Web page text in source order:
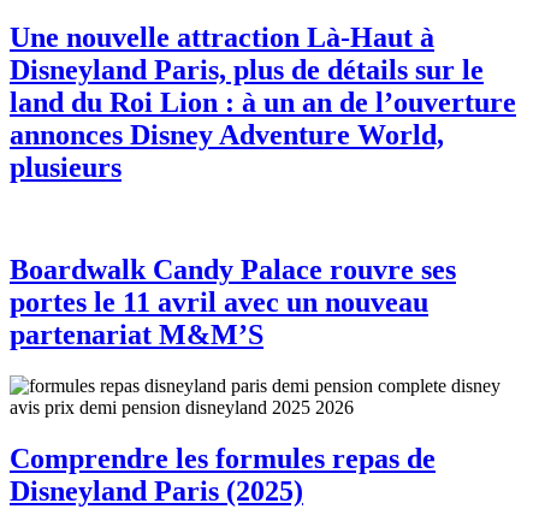
Une nouvelle attraction Là-Haut à
Disneyland Paris, plus de détails sur le
land du Roi Lion : à un an de l’ouverture
annonces Disney Adventure World,
plusieurs
Boardwalk Candy Palace rouvre ses
portes le 11 avril avec un nouveau
partenariat M&M’S
Comprendre les formules repas de
Disneyland Paris (2025)